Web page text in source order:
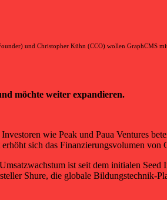
und Christopher Kühn (CCO) wollen GraphCMS
möchte weiter expandieren.
wie Peak und Paua Ventures
sich das Finanzierungsvolumen
ist seit dem initialen Seed
Shure, die globale Bildungstechnik-